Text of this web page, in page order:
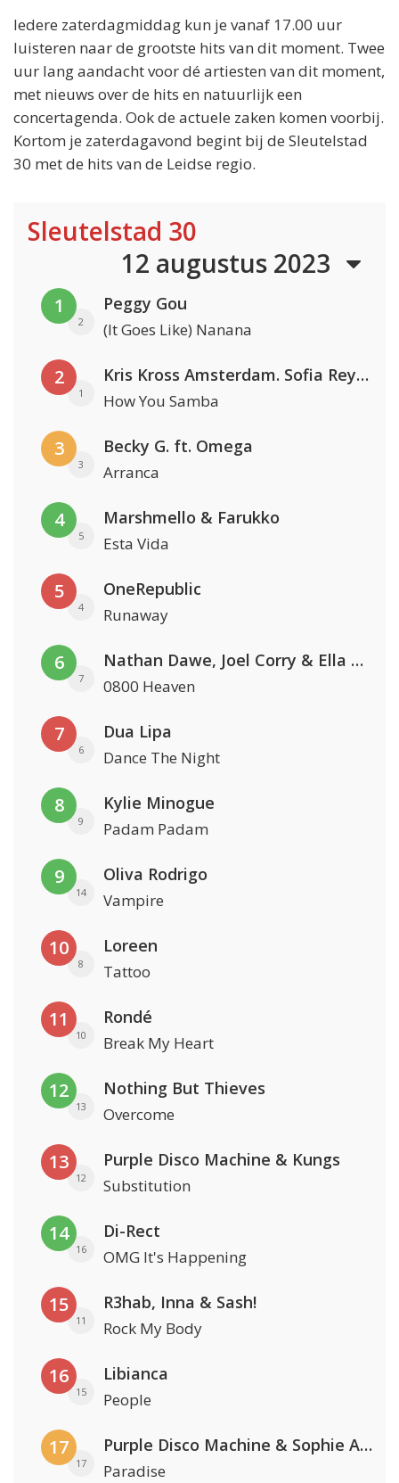
Iedere zaterdagmiddag kun je vanaf 17.00 uur
luisteren naar de grootste hits van dit moment. Twee
uur lang aandacht voor dé artiesten van dit moment,
met nieuws over de hits en natuurlijk een
concertagenda. Ook de actuele zaken komen voorbij.
Kortom je zaterdagavond begint bij de Sleutelstad
30 met de hits van de Leidse regio.
Sleutelstad 30
12 augustus 2023
1
2
Peggy Gou
(It Goes Like) Nanana
2
1
Kris Kross Amsterdam. Sofia Reyes & Tinie Tempah
How You Samba
3
3
Becky G. ft. Omega
Arranca
4
5
Marshmello & Farukko
Esta Vida
5
4
OneRepublic
Runaway
6
7
Nathan Dawe, Joel Corry & Ella Henderson
0800 Heaven
7
6
Dua Lipa
Dance The Night
8
9
Kylie Minogue
Padam Padam
9
14
Oliva Rodrigo
Vampire
10
8
Loreen
Tattoo
11
10
Rondé
Break My Heart
12
13
Nothing But Thieves
Overcome
13
12
Purple Disco Machine & Kungs
Substitution
14
16
Di-Rect
OMG It's Happening
15
11
R3hab, Inna & Sash!
Rock My Body
16
15
Libianca
People
17
17
Purple Disco Machine & Sophie And The Giants
Paradise